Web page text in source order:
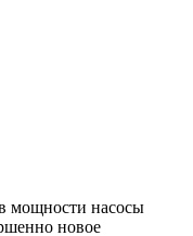
мощности насосы
новое